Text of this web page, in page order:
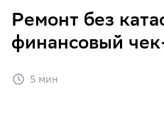
Ремонт без
финансовый
5 мин